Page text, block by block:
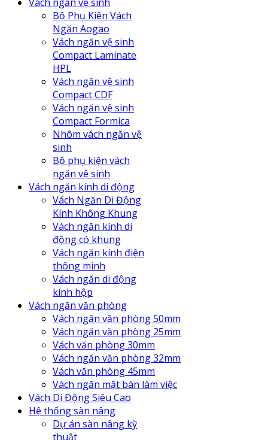
Bộ Phụ Kiện Vách
Ngăn Aogao
Vách ngăn vệ sinh
Compact Laminate
HPL
Vách ngăn vệ sinh
Compact CDF
Vách ngăn vệ sinh
Compact Formica
Nhôm vách ngăn vệ
sinh
Bộ phụ kiện vách
ngăn vệ sinh
Vách ngăn kính di động
Vách Ngăn Di Động
Kính Không Khung
Vách ngăn kính di
động có khung
Vách ngăn kính điện
thông minh
Vách ngăn di động
kính hộp
Vách ngăn văn phòng
Vách ngăn văn phòng 50mm
Vách ngăn văn phòng 25mm
Vách văn phòng 30mm
Vách ngăn văn phòng 32mm
Vách văn phòng 45mm
Vách ngăn mặt bàn làm việc
Vách Di Động Siêu Cao
Hệ thống sàn nâng
Dự án sàn nâng kỹ
thuật